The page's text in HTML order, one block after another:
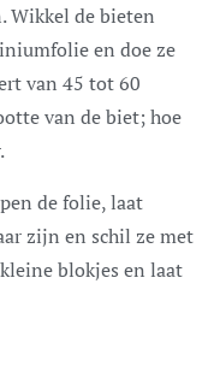
de bieten
en doe ze
van 45 tot 60
van de biet; hoe
de folie, laat
zijn en schil ze met
blokjes en laat